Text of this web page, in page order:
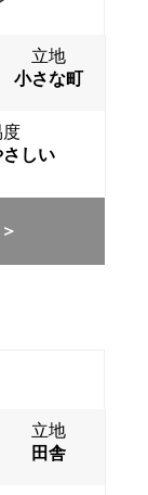
立地
小さな町
度
さしい
立地
田舎